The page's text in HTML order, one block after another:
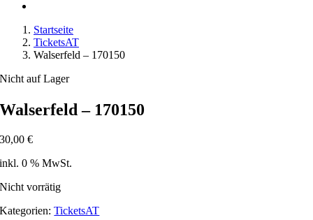
Startseite
TicketsAT
Walserfeld – 170150
Nicht auf Lager
Walserfeld – 170150
30,00€
inkl. 0 % MwSt.
Nicht vorrätig
Kategorien:TicketsAT